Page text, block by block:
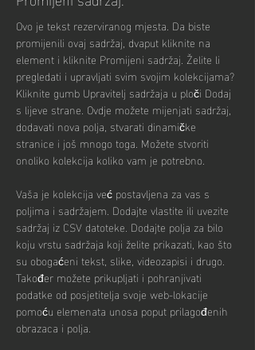
Ovo je tekst rezerviranog mjesta. Da biste
promijenili ovaj sadržaj, dvaput kliknite na
element i kliknite Promijeni sadržaj. Želite li
pregledati i upravljati svim svojim kolekcijama?
Kliknite gumb Upravitelj sadržaja u ploči Dodaj
s lijeve strane. Ovdje možete mijenjati sadržaj,
dodavati nova polja, stvarati dinamičke
stranice i još mnogo toga. Možete stvoriti
onoliko kolekcija koliko vam je potrebno.
Vaša je kolekcija već postavljena za vas s
poljima i sadržajem. Dodajte vlastite ili uvezite
sadržaj iz CSV datoteke. Dodajte polja za bilo
koju vrstu sadržaja koji želite prikazati, kao što
su obogaćeni tekst, slike, videozapisi i drugo.
Također možete prikupljati i pohranjivati
podatke od posjetitelja svoje web-lokacije
pomoću elemenata unosa poput prilagođenih
obrazaca i polja.